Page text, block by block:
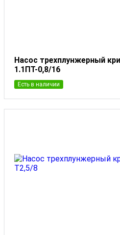
Насос трехплунжерный
1.1ПТ-0,8/16
Есть в наличии